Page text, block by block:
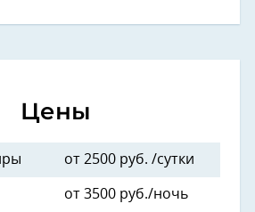
Цены
от 2500 руб. /сутки
от 3500 руб./ночь